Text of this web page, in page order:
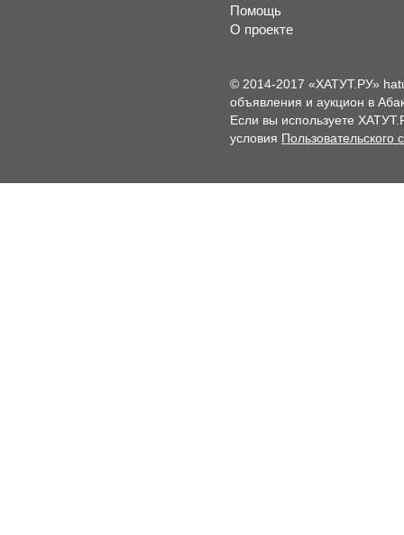
Помощь
О проекте
© 2014-2017 «ХАТУТ.РУ»
объявления и аукцион в
Если вы используете
условия Пользовательского